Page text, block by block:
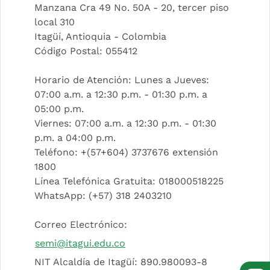
Manzana Cra 49 No. 50A - 20, tercer piso
local 310
Itagüí, Antioquia - Colombia
Código Postal: 055412
Horario de Atención: Lunes a Jueves:
07:00 a.m. a 12:30 p.m. - 01:30 p.m. a
05:00 p.m.
Viernes: 07:00 a.m. a 12:30 p.m. - 01:30
p.m. a 04:00 p.m.
Teléfono: +(57+604) 3737676 extensión
1800
Línea Telefónica Gratuita: 018000518225
WhatsApp: (+57) 318 2403210
Correo Electrónico:
semi@itagui.edu.co
NIT Alcaldía de Itagüí: 890.980093-8